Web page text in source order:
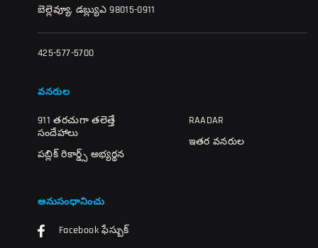
బెల్లెవ్యూ, డబ్ల్యుఎ 98015-0911
425-577-5700
వనరుల
911 తరచుగా తలెత్తే
సందేహాలు
పబ్లిక్ రికార్డ్స్ అభ్యర్థన
RAADAR
ఇతర వనరుల
అనుసంధానించు
Facebook ఫేస్బుక్